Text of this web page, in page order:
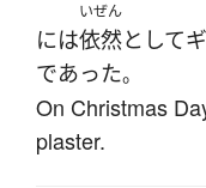
には
いぜん
依然として
であった。
On Christmas
plaster.